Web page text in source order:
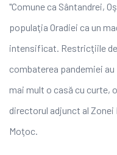
"Comune ca Sântandrei,
populaţia Oradiei ca un
intensificat. Restricţiile
combaterea pandemiei
mai mult o casă cu curte,
directorul adjunct al
Moţoc.